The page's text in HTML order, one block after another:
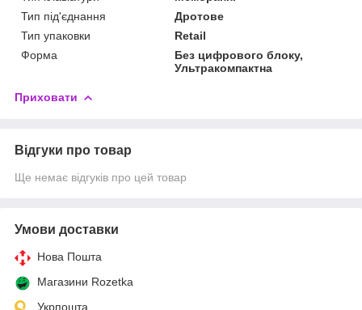
Тип під'єднання
Дротове
Тип упаковки
Retail
Форма
Без цифрового блоку,
Ультракомпактна
Приховати
Відгуки про товар
Ще немає відгуків про цей товар
Умови доставки
Нова Пошта
Магазини Rozetka
Укрпошта